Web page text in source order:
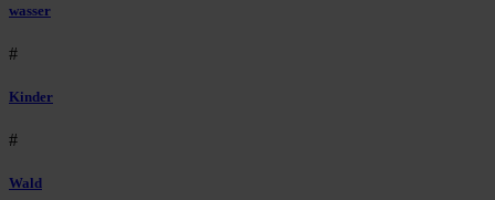
wasser
#
Kinder
#
Wald